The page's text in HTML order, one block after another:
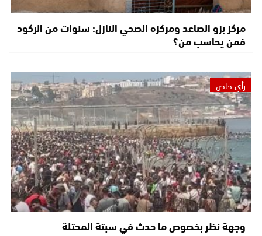
مركز بزو الصاعد ومركزه الصحي النازل: سنوات من الركود
فمن يحاسب من؟
رأي خاص
وجهة نظر بخصوص ما حدث في سبتة المحتلة